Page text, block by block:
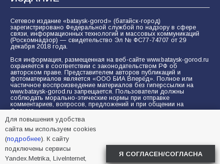
Сетевое издание «bataysk-gorod» (батайск-город)
зарегистрировано Федеральной службой по надзору в сфере
связи, информационных технологий и массовых коммуникаций
(Роскомнадзор) — свидетельство Эл № ФС77-74707 от 29
декабря 2018 года.
Вся информация, размещенная на веб-сайте www.bataysk-gorod.ru
охраняется в соответствии с законодательством РФ об
авторском праве. Представителем авторов публикаций и
фотоматериалов является «ООО БИА Вперёд». Полное или
частичное воспроизведение материалов без гиперссылки на
www.bataysk-gorod.ru запрещается. Пользователи должны
соблюдать морально-этические нормы при отправке
комментариев, вопросов, предложений и при общении на
форуме.
Политика конфиденциальности и защиты информации
Согласие на обработку персональных данных с помощью
сервисов Yandex.Metrika, LiveInternet, top.mail.ru
© 2005-2026 БИА «ВПЕРЕД»
Для повышения удобства
сайта мы используем cookies
(подробнее). К сайту
подключены сервисы
Yandex.Metrika, LiveInternet,
Я СОГЛАСЕН/СОГЛАСНА